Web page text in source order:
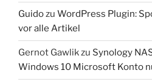
Guidozu WordPress Plugin:
vor alle Artikel
Gernot Gawlikzu Synology
Windows 10 Microsoft Konto